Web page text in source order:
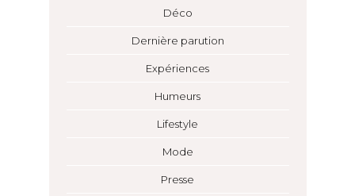
Déco
Dernière parution
Expériences
Humeurs
Lifestyle
Mode
Presse